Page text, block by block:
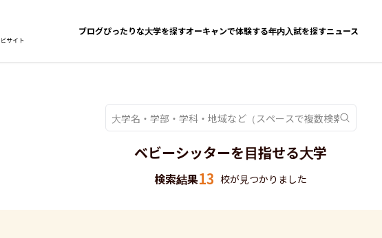
ブログぴったりな大学を探すオーキャンで体験する年内入試を探すニュース
ベビーシッターを目指せる大学
検索結果13 校が見つかりました